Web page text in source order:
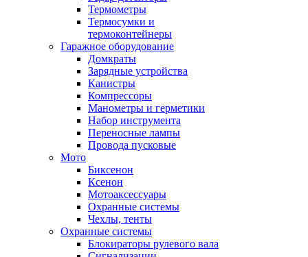
Термометры
Термосумки и
термоконтейнеры
Гаражное оборудование
Домкраты
Зарядные устройства
Канистры
Компрессоры
Манометры и герметики
Набор инструмента
Переносные лампы
Провода пусковые
Мото
Биксенон
Ксенон
Мотоаксессуары
Охранные системы
Чехлы, тенты
Охранные системы
Блокираторы рулевого вала